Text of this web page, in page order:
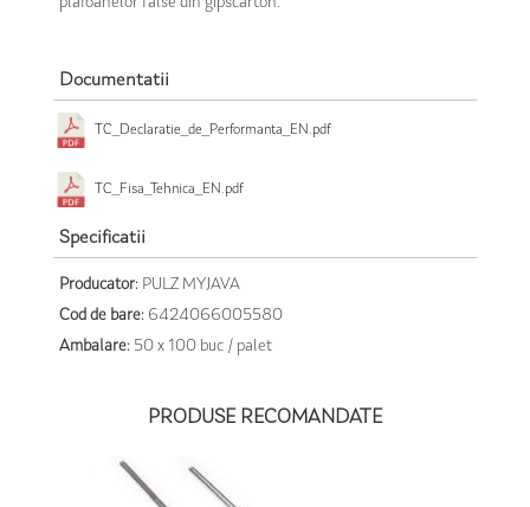
plafoanelor false din gipscarton.
Documentatii
TC_Declaratie_de_Performanta_EN.pdf
TC_Fisa_Tehnica_EN.pdf
Specificatii
Producator: PULZ MYJAVA
Cod de bare: 6424066005580
Ambalare: 50 x 100 buc / palet
PRODUSE RECOMANDATE